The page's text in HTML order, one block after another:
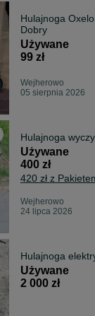
Hulajnoga
Dobry
Używane
99 zł
Wejherowo
05 sierpnia 2026
Hulajnoga
Używane
400 zł
420 zł z
Wejherowo
24 lipca 2026
Hulajnoga
Używane
2 000 zł